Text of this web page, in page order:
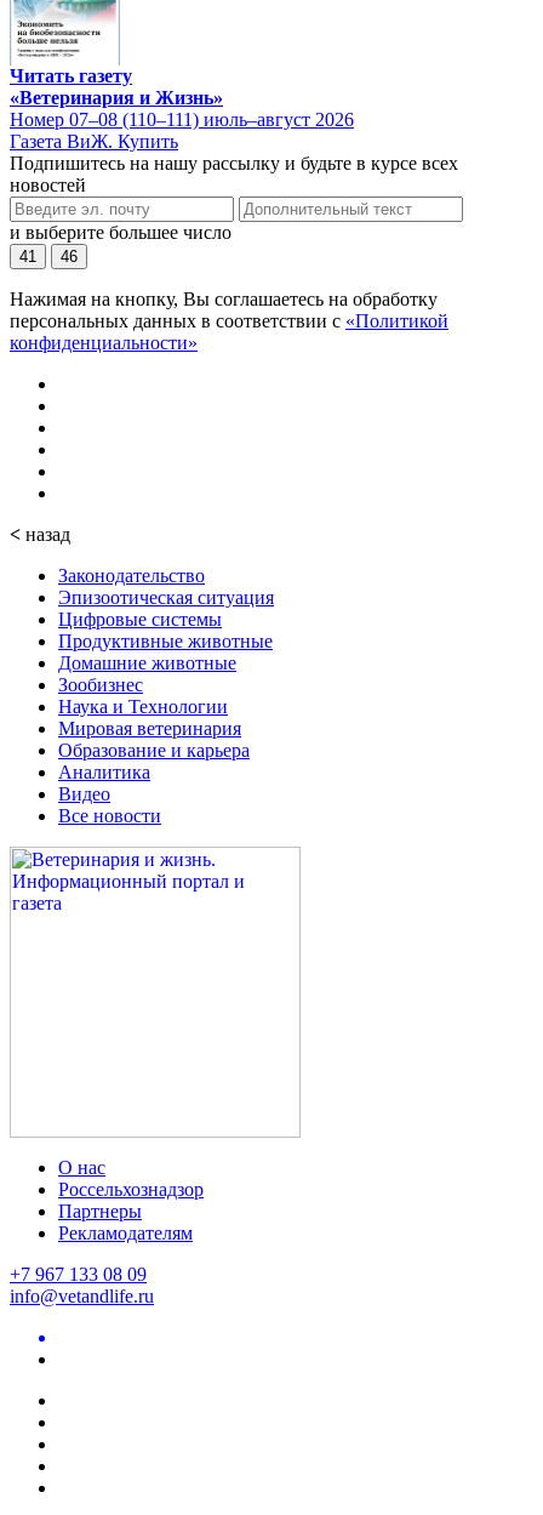
Читать газету
«Ветеринария и Жизнь»
Номер 07–08 (110–111) июль–август 2026
Газета ВиЖ. Купить
Подпишитесь на нашу рассылку и будьте в курсе всех
новостей
и выберите большее число
41 46
Нажимая на кнопку, Вы соглашаетесь на обработку
персональных данных в соответствии с «Политикой
конфиденциальности»
< назад
Законодательство
Эпизоотическая ситуация
Цифровые системы
Продуктивные животные
Домашние животные
Зообизнес
Наука и Технологии
Мировая ветеринария
Образование и карьера
Аналитика
Видео
Все новости
О нас
Россельхознадзор
Партнеры
Рекламодателям
+7 967 133 08 09
info@vetandlife.ru